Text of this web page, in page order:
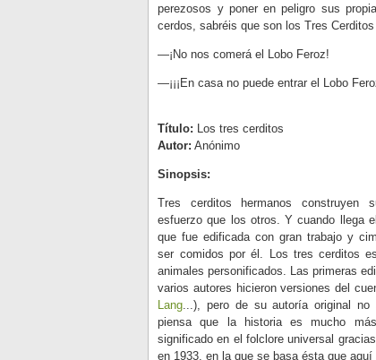
perezosos y poner en peligro sus
cerdos, sabréis que son los Tres
—¡No nos comerá el Lobo Feroz!
—¡¡¡En casa no puede entrar el Lobo
Título: Los tres cerditos
Autor: Anónimo
Sinopsis:
Tres cerditos hermanos construyen
esfuerzo que los otros. Y cuando llega
que fue edificada con gran trabajo y
ser comidos por él. Los tres cerditos
animales personificados. Las primeras
varios autores hicieron versiones del
Lang...), pero de su autoría original
piensa que la historia es mucho
significado en el folclore universal
en 1933, en la que se basa ésta que aquí